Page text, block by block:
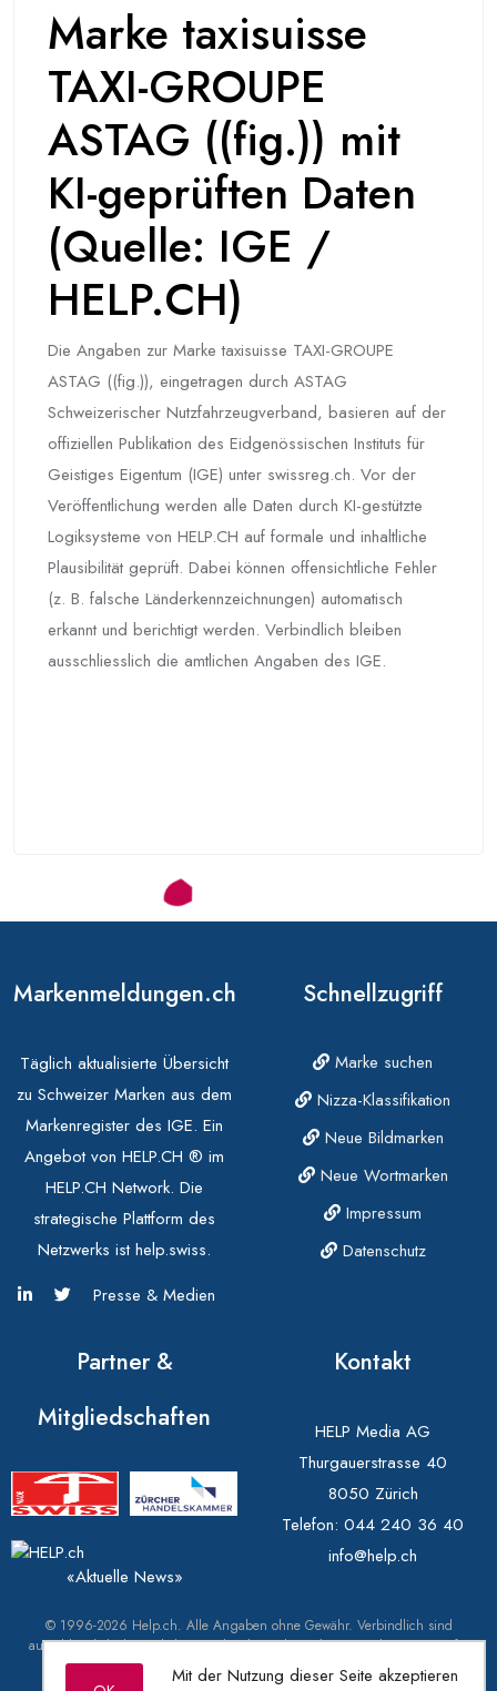
Marke taxisuisse
TAXI-GROUPE
ASTAG ((fig.)) mit
KI-geprüften Daten
(Quelle: IGE /
HELP.CH)
Die Angaben zur Marke taxisuisse TAXI-GROUPE
ASTAG ((fig.)), eingetragen durch ASTAG
Schweizerischer Nutzfahrzeugverband, basieren auf der
offiziellen Publikation des Eidgenössischen Instituts für
Geistiges Eigentum (IGE) unter swissreg.ch. Vor der
Veröffentlichung werden alle Daten durch KI-gestützte
Logiksysteme von HELP.CH auf formale und inhaltliche
Plausibilität geprüft. Dabei können offensichtliche Fehler
(z. B. falsche Länderkennzeichnungen) automatisch
erkannt und berichtigt werden. Verbindlich bleiben
ausschliesslich die amtlichen Angaben des IGE.
Markenmeldungen.ch
Täglich aktualisierte Übersicht
zu Schweizer Marken aus dem
Markenregister des IGE. Ein
Angebot von HELP.CH ® im
HELP.CH Network. Die
strategische Plattform des
Netzwerks ist help.swiss.
Presse & Medien
Schnellzugriff
Marke suchen
Nizza-Klassifikation
Neue Bildmarken
Neue Wortmarken
Impressum
Datenschutz
Partner &
Mitgliedschaften
«Aktuelle News»
Kontakt
HELP Media AG
Thurgauerstrasse 40
8050 Zürich
Telefon: 044 240 36 40
info@help.ch
© 1996-2026 Help.ch. Alle Angaben ohne Gewähr. Verbindlich sind
ausschliesslich die amtlichen Markendaten des Eidgenössischen Instituts für
Geistiges Eigentum (IGE) unter swissreg.ch.
Mit der Nutzung dieser Seite akzeptieren